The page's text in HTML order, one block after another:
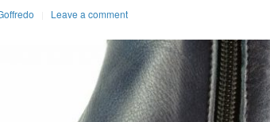
Leave a comment